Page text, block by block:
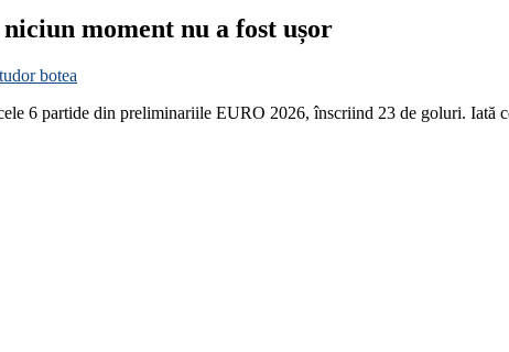
moment nu a fost ușor
tudor botea
6 partide din preliminariile EURO 2026, înscriind 23 de goluri. Iată